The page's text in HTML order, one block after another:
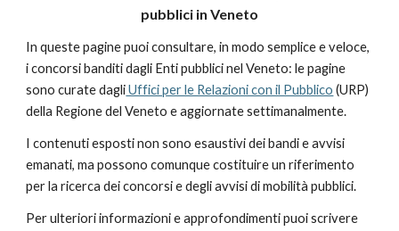
pubblici in Veneto
In queste pagine puoi consultare, in modo semplice e veloce,
i concorsi banditi dagli Enti pubblici nel Veneto: le pagine
sono curate dagliUffici per le Relazioni con il Pubblico (URP)
della Regione del Veneto e aggiornate settimanalmente.
I contenuti esposti non sono esaustivi dei bandi e avvisi
emanati, ma possono comunque costituire un riferimento
per la ricerca dei concorsi e degli avvisi di mobilità pubblici.
Per ulteriori informazioni e approfondimenti puoi scrivere